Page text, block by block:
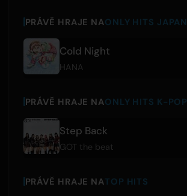
PRÁVĚ HRAJE NAONLY HITS JAPAN
Cold Night
HANA
PRÁVĚ HRAJE NAONLY HITS K-POP
Step Back
GOT the beat
PRÁVĚ HRAJE NATOP HITS